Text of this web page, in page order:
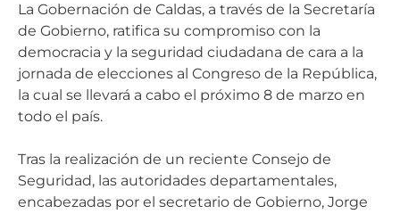
La Gobernación de Caldas, a través de la Secretaría
de Gobierno, ratifica su compromiso con la
democracia y la seguridad ciudadana de cara a la
jornada de elecciones al Congreso de la República,
la cual se llevará a cabo el próximo 8 de marzo en
todo el país.
Tras la realización de un reciente Consejo de
Seguridad, las autoridades departamentales,
encabezadas por el secretario de Gobierno, Jorge